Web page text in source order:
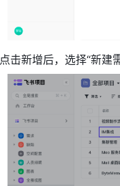
点击新增后，选择“新建